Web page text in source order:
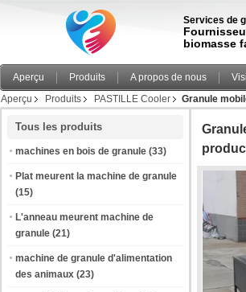
Services de
biomasse
Aperçu Produits A propos de nous
Aperçu
Produits PASTILLE Cooler Granule
Tous les produits
machines en bois de granule (33)
Plat meurent la machine de granule
(15)
L'anneau meurent machine de
granule (21)
machine de granule d'alimentation
des animaux (23)